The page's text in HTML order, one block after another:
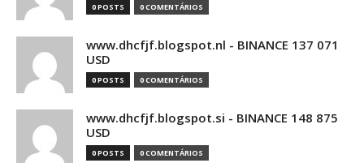
0 POSTS 0 COMENTÁRIOS
www.dhcfjf.blogspot.nl - BINANCE 137 071
USD
0 POSTS 0 COMENTÁRIOS
www.dhcfjf.blogspot.si - BINANCE 148 875
USD
0 POSTS 0 COMENTÁRIOS